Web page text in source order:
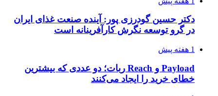
دکتر حسین گودرزی پور: آینده صنعت غذای ایران
در گرو توسعه نگرش کارآفرینانه است
1 هفته پیش
Payload و Reach ربات؛ دو عددی که بیشترین
خطای خرید را ایجاد می‌کنند